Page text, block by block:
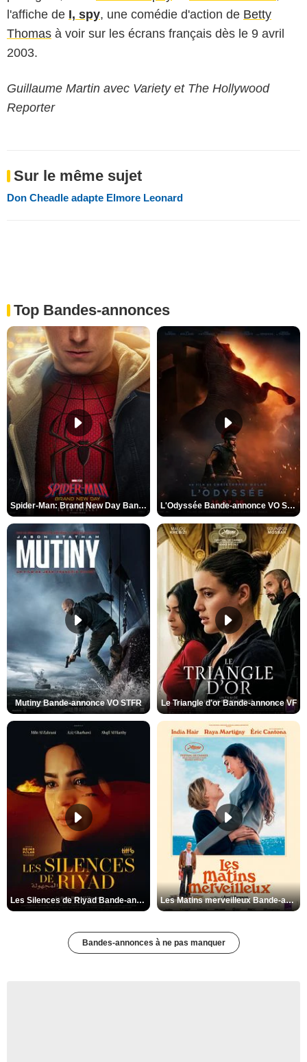
l'affiche de I, spy, une comédie d'action de Betty
Thomas à voir sur les écrans français dès le 9 avril
2003.
Guillaume Martin avec Variety et The Hollywood
Reporter
Sur le même sujet
Don Cheadle adapte Elmore Leonard
Top Bandes-annonces
Spider-Man: Brand New Day Bande-annonce VO STFR L'Odyssée Bande-annonce VO STFR
Mutiny Bande-annonce VO STFR Le Triangle d'or Bande-annonce VF
Les Silences de Riyad Bande-annonce VO STFR Les Matins merveilleux Bande-annonce VF
Bandes-annonces à ne pas manquer